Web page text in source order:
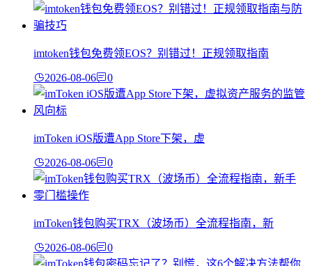
imtoken钱包免费领EOS？别错过！正规领取指南
2026-08-06 0
imToken iOS版遭App Store下架，虚
2026-08-06 0
imToken钱包购买TRX（波场币）全流程指南，新
2026-08-06 0